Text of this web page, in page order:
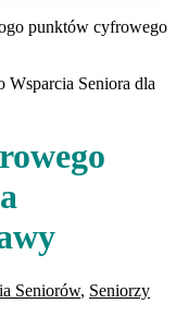
Wsparcia Seniora dla
Seniorów, Seniorzy